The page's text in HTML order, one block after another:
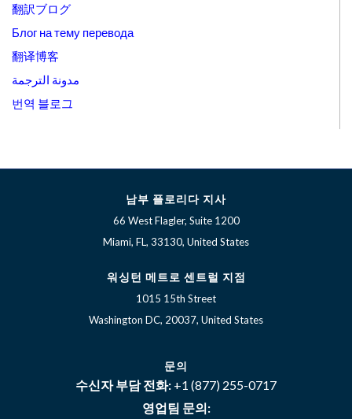
翻訳ブログ
Блог на тему перевода
翻译博客
مدونة الترجمة
번역 블로그
남부 플로리다 지사
66 West Flagler, Suite 1200
Miami, FL, 33130, United States
워싱턴 메트로 센트럴 지점
1015 15th Street
Washington DC, 20037, United States
문의
수신자 부담 전화: +1 (877) 255-0717
영업팀 문의: